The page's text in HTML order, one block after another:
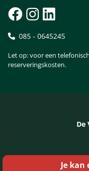
Je kan
085 - 0645245
Let op: voor een
reserveringskosten.
De